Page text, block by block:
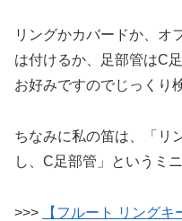
リングかカバードか、オ
は付けるか、足部管はC
お好みですのでじっくり
ちなみに私の笛は、「リ
し、C足部管」というミ
>>>
【フルート リング